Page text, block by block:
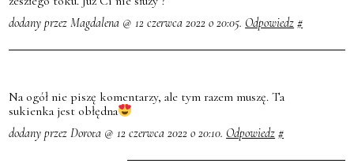
dodany przez Magdalena @ 12 czerwca 2022 o 20:05. Odpowiedz #
Na ogół nie piszę komentarzy, ale tym razem muszę. Ta
sukienka jest obłędna
dodany przez Dorota @ 12 czerwca 2022 o 20:10. Odpowiedz #